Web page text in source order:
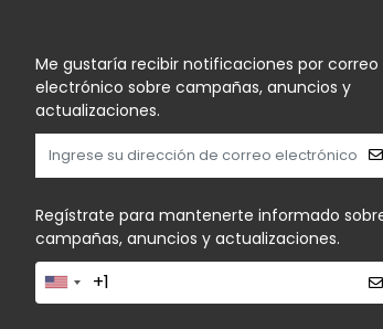
Me gustaría recibir notificaciones por correo
electrónico sobre campañas, anuncios y
actualizaciones.
Regístrate para mantenerte informado
campañas, anuncios y actualizaciones.